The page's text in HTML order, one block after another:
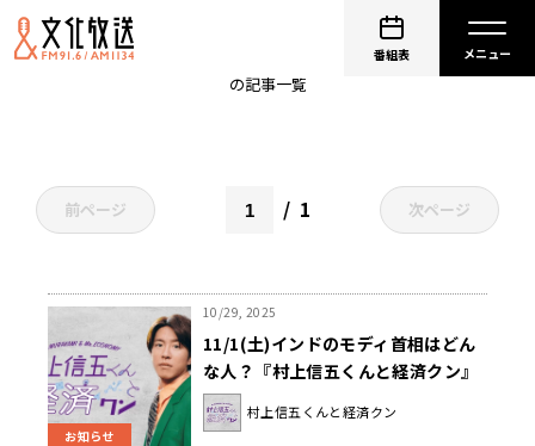
番組表
の記事一覧
前ページ 1 次ページ
お知らせ
10/29, 2025
11/1(土)インドのモディ首相はどん
な人？『村上信五くんと経済クン』
村上信五くんと経済クン